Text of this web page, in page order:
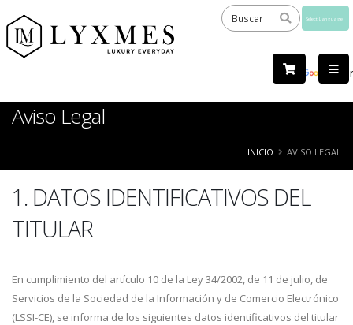
by
Aviso Legal
INICIO AVISO LEGAL
1. DATOS IDENTIFICATIVOS DEL
TITULAR
En cumplimiento del artículo 10 de la Ley 34/2002, de 11 de julio, de
Servicios de la Sociedad de la Información y de Comercio Electrónico
(LSSI-CE), se informa de los siguientes datos identificativos del titular